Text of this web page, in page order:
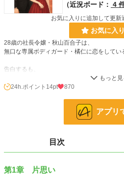
（近況ボード： 4
お気に入りに追加して更新
お気に入
28歳の社長令嬢・秋山百合子は、
無口な専属ボディガード・橘仁に恋をしてい
告白するも、
「俺は百合子に釣り合わない」と断られ距離
そんなとき、橘が綺麗な女性とデートして
「俺はただ、そばにいられれば良かったんだ」
24h.ポイント 14pt 870
アプリ
目次
第1章 片思い